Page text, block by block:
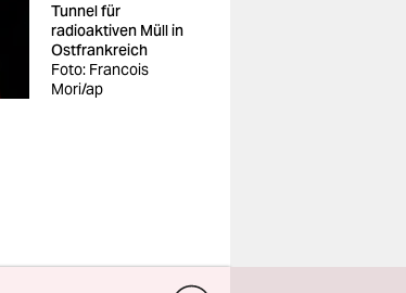
Tunnel für
radioaktiven Müll in
Ostfrankreich
Foto: Francois
Mori/ap